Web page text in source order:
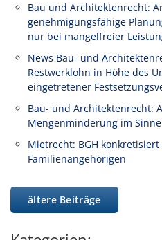
Bau und Architektenrecht:
genehmigungsfähige
nur bei mangelfreier
News Bau- und
Restwerklohn in Höhe des
eingetretener
Bau- und Architektenrecht:
Mengenminderung im Sinne
Mietrecht: BGH
Familienangehörigen
ältere Beiträge